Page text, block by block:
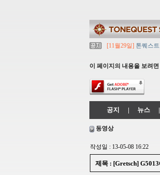
[11월29일] 톤퀘스
[11월29일][대리점
[11월29일]
2021년
이 페이지의 내용을 보려
공지 | 뉴스 |
동영상
작성일 : 13-05-08 16:22
제목 : [Gretsch]